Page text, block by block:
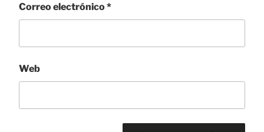
Correo electrónico*
Web